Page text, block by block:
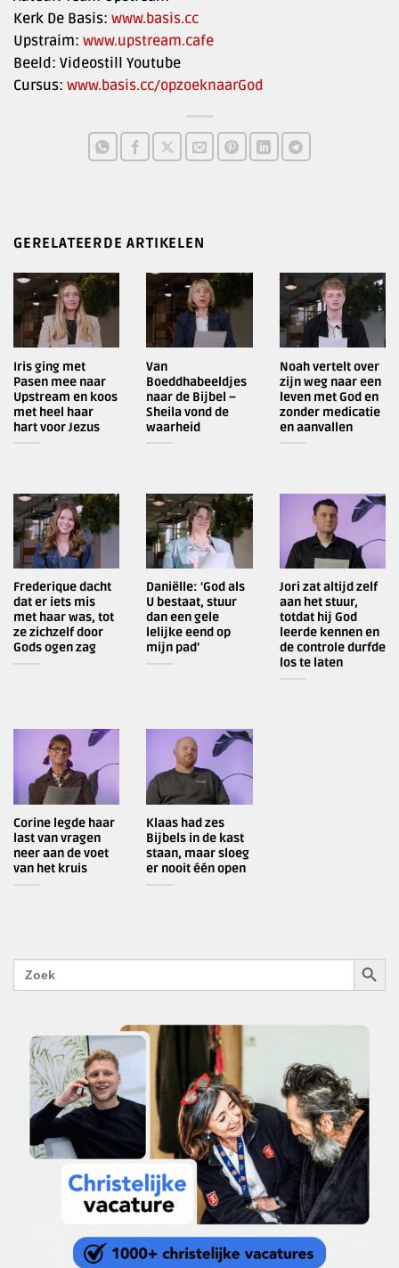
Kerk De Basis: www.basis.cc
Upstraim: www.upstream.cafe
Beeld: Videostill Youtube
Cursus: www.basis.cc/opzoeknaarGod
GERELATEERDE ARTIKELEN
Iris ging met
Pasen mee naar
Upstream en koos
met heel haar
hart voor Jezus
Van
Boeddhabeeldjes
naar de Bijbel –
Sheila vond de
waarheid
Noah vertelt over
zijn weg naar een
leven met God en
zonder medicatie
en aanvallen
Frederique dacht
dat er iets mis
met haar was, tot
ze zichzelf door
Gods ogen zag
Daniëlle: ‘God als
U bestaat, stuur
dan een gele
lelijke eend op
mijn pad’
Jori zat altijd zelf
aan het stuur,
totdat hij God
leerde kennen en
de controle durfde
los te laten
Corine legde haar
last van vragen
neer aan de voet
van het kruis
Klaas had zes
Bijbels in de kast
staan, maar sloeg
er nooit één open
Zoek
naar: